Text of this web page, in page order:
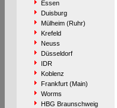
Essen
Duisburg
Mülheim (Ruhr)
Krefeld
Neuss
Düsseldorf
IDR
Koblenz
Frankfurt (Main)
Worms
HBG Braunschweig